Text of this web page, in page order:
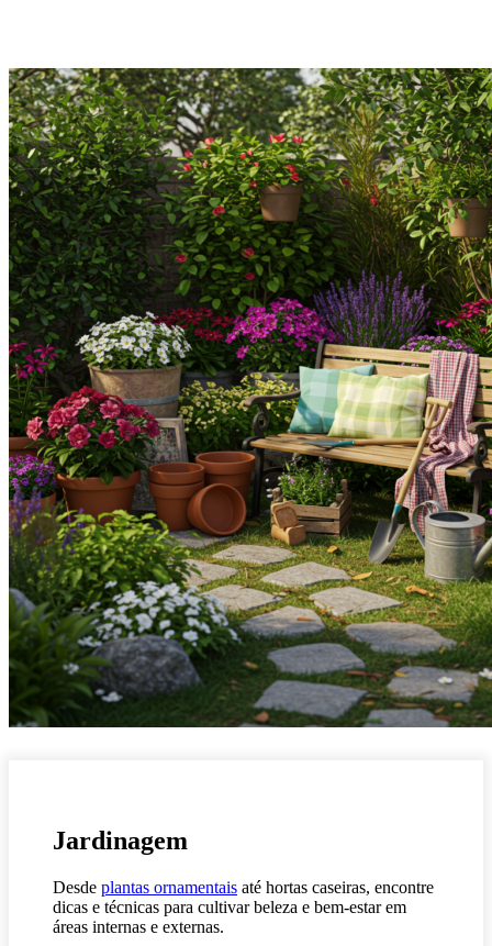
Jardinagem
Desde plantas ornamentais até hortas caseiras, encontre
dicas e técnicas para cultivar beleza e bem-estar em
áreas internas e externas.